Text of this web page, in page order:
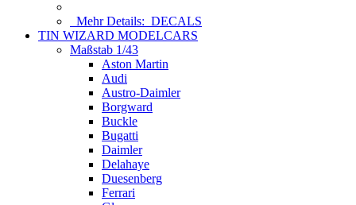
Mehr Details: DECALS
TIN WIZARD MODELCARS
Maßstab 1/43
Aston Martin
Audi
Austro-Daimler
Borgward
Buckle
Bugatti
Daimler
Delahaye
Duesenberg
Ferrari